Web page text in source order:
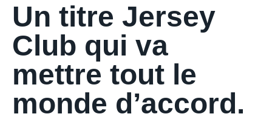
Un titre Jersey
Club qui va
mettre tout le
monde d’accord.